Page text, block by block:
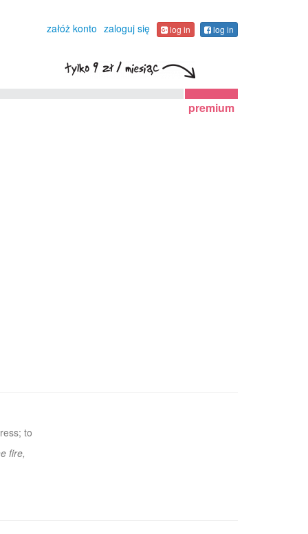
załóż konto zaloguj się log in log in
premium
to
fire,